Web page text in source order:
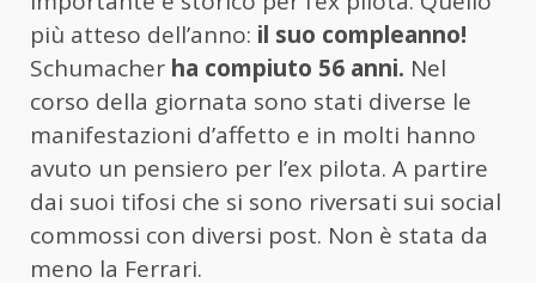
più atteso dell’anno: il suo compleanno!
Schumacher ha compiuto 56 anni. Nel
corso della giornata sono stati diverse le
manifestazioni d’affetto e in molti hanno
avuto un pensiero per l’ex pilota. A partire
dai suoi tifosi che si sono riversati sui social
commossi con diversi post. Non è stata da
meno la Ferrari.